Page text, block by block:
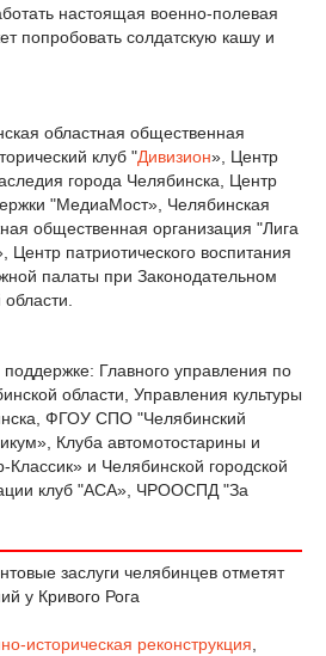
настоящая военно-полевая
попробовать солдатскую кашу и
областная общественная
клуб "Дивизион», Центр
города Челябинска, Центр
"МедиаМост», Челябинская
общественная организация "Лига
Центр патриотического воспитания
палаты при Законодательном
Главного управления по
области, Управления культуры
ФГОУ СПО "Челябинский
Клуба автомотостарины и
Классик» и Челябинской городской
клуб "АСА», ЧРООСПД "За
заслуги челябинцев отметят
у Кривого Рога
историческая реконструкция